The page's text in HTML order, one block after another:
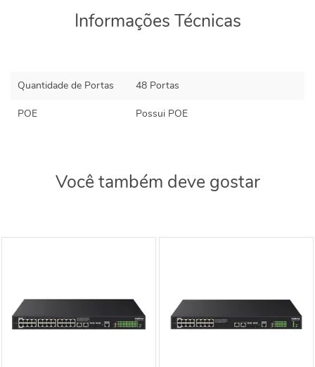
Informações Técnicas
Quantidade de Portas 48 Portas
POE Possui POE
Você também deve gostar